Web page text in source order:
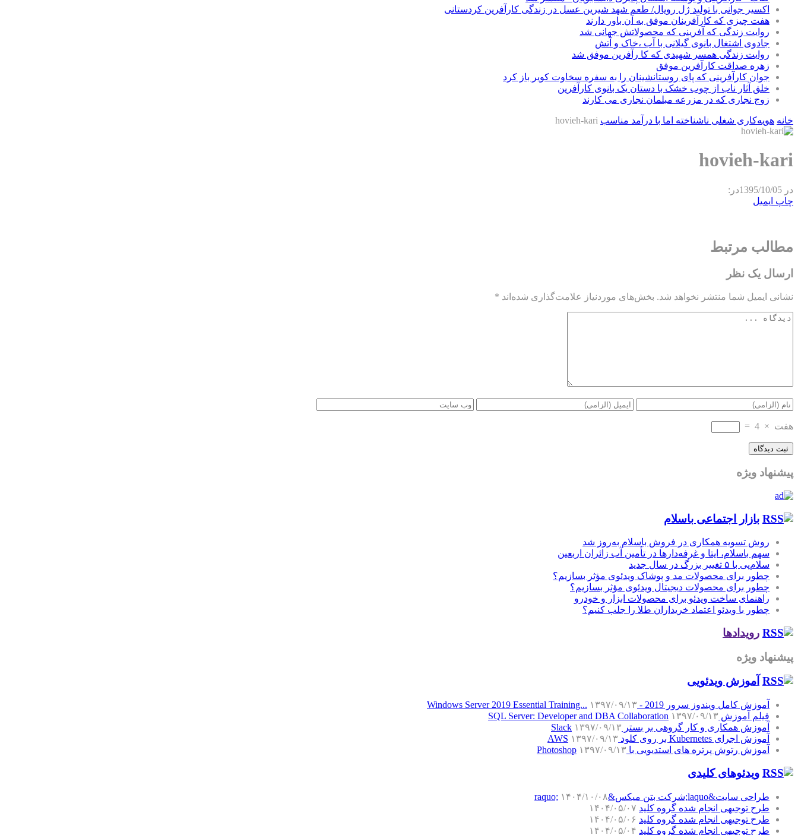
اکسیر جوانی با تولید ژل رویال/ طعم شهد شیرین عسل‌ در زندگی کارآفرین کردستانی
هفت چیزی که کارآفرینان موفق به آن باور دارند
روایت زندگی که آفرینی که محصولاتش جهانی شد
جادوی اشتغال بانوی گیلانی با آب ،خاک و آتش
روایت زندگی همسر شهیدی که کا رآفرین موفق شد
زهره صداقت کارآفرین موفق
جوان کارآفرینی که پای روستانشینان را به سفره سخاوت کویر باز کرد
خلق آثار ناب از چوب خشک با دستان یک بانوی کارآفرین
زوج نجاری که در مزرعه مبلمان نجاری می کارند
خانه هویه‌کاری شغلی ناشناخته اما با درآمد مناسب hovieh-kari
hovieh-kari
در 1395/10/05در:
چاپ ایمیل
مطالب مرتبط
ارسال یک نظر
نشانی ایمیل شما منتشر نخواهد شد. بخش‌های موردنیاز علامت‌گذاری شده‌اند *
هفت ×
4
=
پیشنهاد ویژه
بازار اجتماعی باسلام
روش تسویه همکاری در فروش باسلام به‌روز شد
سهم باسلام، ایتا و غرفه‌دارها در تأمین آب زائران اربعین
سلام‌پی با ۵ تغییر بزرگ در سال جدید
چطور برای محصولات مد و پوشاک ویدئوی مؤثر بسازیم؟
چطور برای محصولات دیجیتال ویدئوی مؤثر بسازیم؟
راهنمای ساخت ویدئو برای محصولات ابزار و خودرو
چطور با ویدئو اعتماد خریداران طلا را جلب کنیم؟
رویدادها
پیشنهاد ویژه
آموزش‌ ویدئویی
آموزش کامل ویندوز سرور 2019 - Windows Server 2019 Essential Training...
۱۳۹۷/۰۹/۱۳
فیلم آموزش SQL Server: Developer and DBA Collaboration ۱۳۹۷/۰۹/۱۳
آموزش همکاری و کار گروهی بر بستر Slack ۱۳۹۷/۰۹/۱۳
آموزش اجرای Kubernetes بر روی کلود AWS
۱۳۹۷/۰۹/۱۳
آموزش رتوش پرتره های استدیویی با Photoshop ۱۳۹۷/۰۹/۱۳
ویدئوهای کلیدی
طراحی سایت&laquo;شرکت بتن میکس&raquo;
۱۴۰۴/۱۰/۰۸
طرح توجیهی انجام شده گروه کلید ۱۴۰۴/۰۵/۰۷
طرح توجیهی انجام شده گروه کلید ۱۴۰۴/۰۵/۰۶
طرح توجیهی انجام شده گروه کلید ۱۴۰۴/۰۵/۰۴